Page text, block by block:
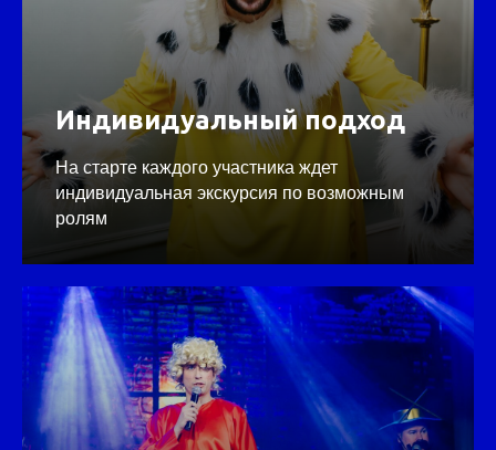
Индивидуальный подход
На старте каждого участника ждет
индивидуальная экскурсия по возможным
ролям